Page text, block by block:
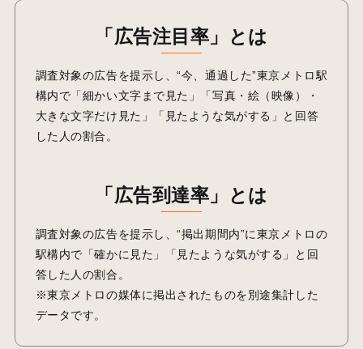
「広告注目率」とは
調査対象の広告を提示し、“今、通過した”東京メトロ駅
構内で「細かい文字まで見た」「写真・絵（映像）・
大きな文字だけ見た」「見たような気がする」と回答
した人の割合。
「広告到達率」とは
調査対象の広告を提示し、“掲出期間内”に東京メトロの
駅構内で「確かに見た」「見たような気がする」と回
答した人の割合。
※東京メトロの媒体に掲出されたものを別途集計した
データです。